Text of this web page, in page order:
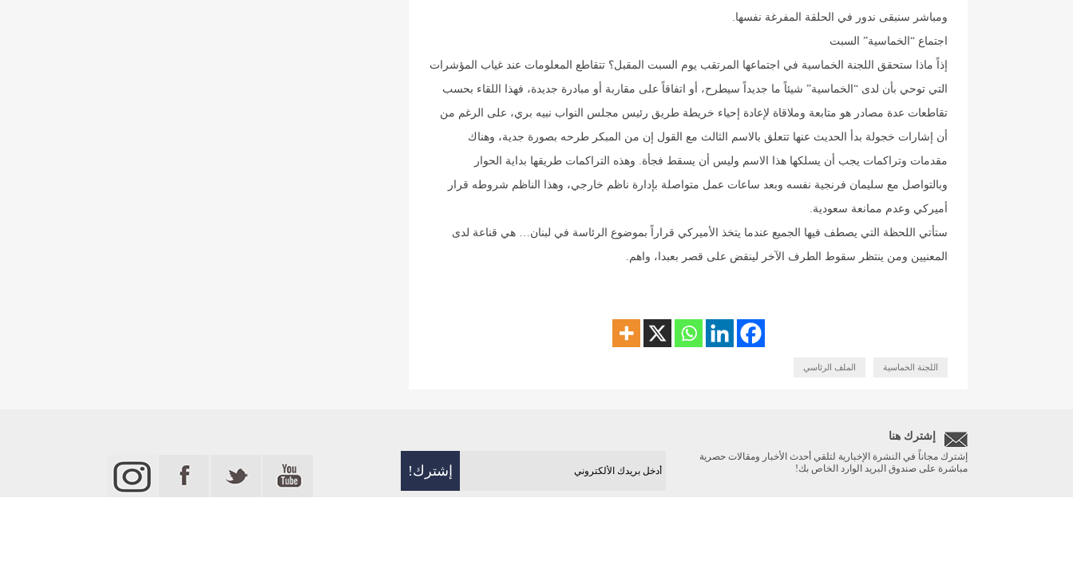
ومباشر سنبقى ندور في الحلقة المفرغة نفسها.
اجتماع “الخماسية” السبت
إذاً ماذا ستحقق اللجنة الخماسية في اجتماعها المرتقب يوم السبت المقبل؟ تتقاطع المعلومات عند غياب المؤشرات
التي توحي بأن لدى “الخماسية” شيئاً ما جديداً سيطرح، أو اتفاقاً على مقاربة أو مبادرة جديدة، فهذا اللقاء بحسب
تقاطعات عدة مصادر هو متابعة وملاقاة لإعادة إحياء خريطة طريق رئيس مجلس النواب نبيه بري، على الرغم من
أن إشارات خجولة بدأ الحديث عنها تتعلق بالاسم الثالث مع القول إن من المبكر طرحه بصورة جدية، وهناك
مقدمات وتراكمات يجب أن يسلكها هذا الاسم وليس أن يسقط فجأة. وهذه التراكمات طريقها بداية الحوار
وبالتواصل مع سليمان فرنجية نفسه وبعد ساعات عمل متواصلة بإدارة ناظم خارجي، وهذا الناظم شروطه قرار
أميركي وعدم ممانعة سعودية.
ستأتي اللحظة التي يصطف فيها الجميع عندما يتخذ الأميركي قراراً بموضوع الرئاسة في لبنان… هي قناعة لدى
المعنيين ومن ينتظر سقوط الطرف الآخر لينقض على قصر بعبدا، واهم.
اللجنة الخماسية الملف الرئاسي
إشترك هنا
إشترك مجاناً في النشرة الإخبارية لتلقي أحدث الأخبار ومقالات حصرية
مباشرة على صندوق البريد الوارد الخاص بك!